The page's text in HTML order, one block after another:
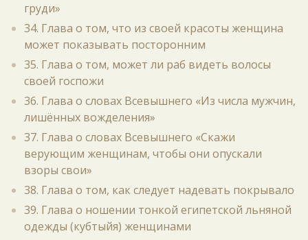
груди»
34. Глава о том, что из своей красоты женщина
может показывать посторонним
35. Глава о том, может ли раб видеть волосы
своей госпожи
36. Глава о словах Всевышнего «Из числа мужчин,
лишённых вожделения»
37. Глава о словах Всевышнего «Скажи
верующим женщинам, чтобы они опускали
взоры свои»
38. Глава о том, как следует надевать покрывало
39. Глава о ношении тонкой египетской льняной
одежды (кубтыйя) женщинами